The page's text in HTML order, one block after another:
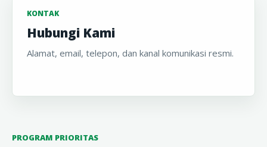
KONTAK
Hubungi Kami
Alamat, email, telepon, dan kanal komunikasi resmi.
PROGRAM PRIORITAS